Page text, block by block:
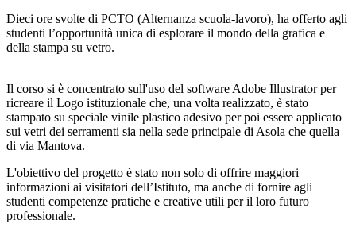
Dieci ore svolte di PCTO (Alternanza scuola-lavoro), ha offerto agli
studenti l’opportunità unica di esplorare il mondo della grafica e
della stampa su vetro.
Il corso si è concentrato sull'uso del software Adobe Illustrator per
ricreare il Logo istituzionale che, una volta realizzato, è stato
stampato su speciale vinile plastico adesivo per poi essere applicato
sui vetri dei serramenti sia nella sede principale di Asola che quella
di via Mantova.
L'obiettivo del progetto è stato non solo di offrire maggiori
informazioni ai visitatori dell’Istituto, ma anche di fornire agli
studenti competenze pratiche e creative utili per il loro futuro
professionale.